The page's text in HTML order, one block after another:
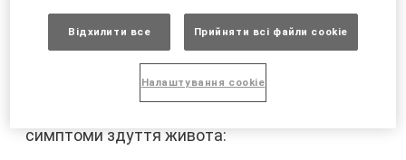
проявляється відчуттям переповнення або
важкості в області живота. Здуття живота
під час менопаузи пов'язане зі змінами рівнів
гормонів в організмі жінки в період менопаузи
симптоми здуття живота:
Відхилити все Прийняти всі файли сookie
Налаштування cookie